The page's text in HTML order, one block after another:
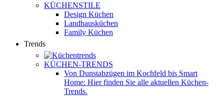
KÜCHENSTILE
Design Küchen
Landhausküchen
Family Küchen
Trends
KÜCHEN-TRENDS
Von Dunstabzügen im Kochfeld bis Smart
Home: Hier finden Sie alle aktuellen Küchen-
Trends.